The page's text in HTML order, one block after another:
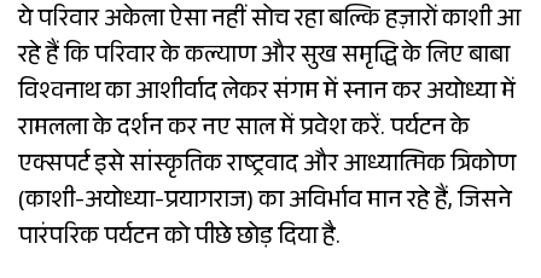
ये परिवार अकेला ऐसा नहीं सोच रहा बल्कि हज़ारों काशी आ
रहे हैं कि परिवार के कल्याण और सुख समृद्धि के लिए बाबा
विश्वनाथ का आशीर्वाद लेकर संगम में स्नान कर अयोध्या में
रामलला के दर्शन कर नए साल में प्रवेश करें. पर्यटन के
एक्सपर्ट इसे सांस्कृतिक राष्ट्रवाद और आध्यात्मिक त्रिकोण
(काशी-अयोध्या-प्रयागराज) का अविर्भाव मान रहे हैं, जिसने
पारंपरिक पर्यटन को पीछे छोड़ दिया है.